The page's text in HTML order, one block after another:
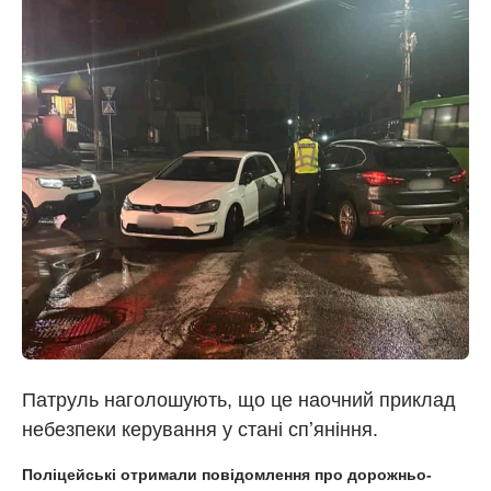
Патруль наголошують, що це наочний приклад
небезпеки керування у стані спʼяніння.
Поліцейські отримали повідомлення про дорожньо-